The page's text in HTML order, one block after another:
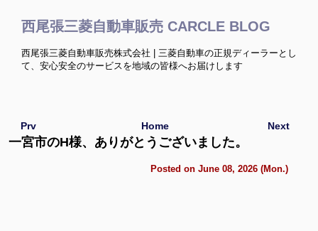
西尾張三菱自動車販売 CARCLE BLOG
西尾張三菱自動車販売株式会社 | 三菱自動車の正規ディーラーとし
て、安心安全のサービスを地域の皆様へお届けします
Next
Prv Home
一宮市のH様、ありがとうございました。
Posted on June 08, 2026 (Mon.)